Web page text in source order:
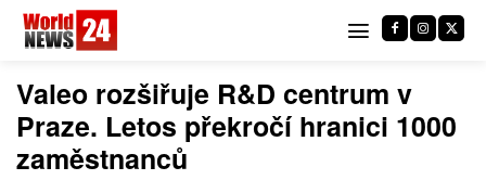
Valeo rozšiřuje R&D centrum v
Praze. Letos překročí hranici 1000
zaměstnanců